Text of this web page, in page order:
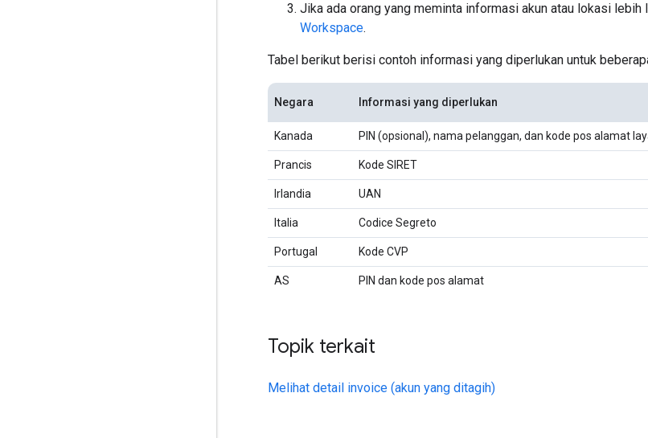
Jika ada orang yang meminta informasi akun atau lokasi lebih
Workspace.
Tabel berikut berisi contoh informasi yang diperlukan untuk
Negara Informasi yang diperlukan
Kanada PIN (opsional), nama pelanggan, dan kode pos alamat
Prancis Kode SIRET
Irlandia UAN
Italia Codice Segreto
Portugal Kode CVP
AS PIN dan kode pos alamat
Topik terkait
Melihat detail invoice (akun yang ditagih)